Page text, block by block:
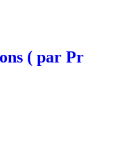
( par Pr